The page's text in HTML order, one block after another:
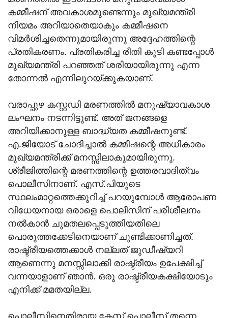
കമ്മീഷന് അവകാശമുണ്ടെന്നും മുഖ്യമന്ത്രി
നിയമം അറിയാതെയാകും കമ്മീഷനെ
വിമര്‍ശിച്ചതെന്നുമായിരുന്നു അദ്ദേഹത്തിന്റെ
പ്രതികരണം. പ്രതികരിച്ച രീതി കൂടി കണ്ടപ്പോള്‍
മുഖ്യമന്ത്രി പറഞ്ഞത് ശരിയായിരുന്നു എന്ന
തോന്നല്‍ എന്നിലുറയ്ക്കുകയാണ്.
വരാപ്പുഴ കസ്റ്റഡി മരണത്തില്‍ മനുഷ്യാവകാശ
ലംഘനം നടന്നിട്ടുണ്ട്. അത് ജനങ്ങളെ
അറിയിക്കാനുള്ള ബാദ്ധ്യത കമ്മീഷനുണ്ട്.
എ.ജിയോട് ചോദിച്ചാല്‍ കമ്മീഷന്റെ അധികാരം
മുഖ്യമന്ത്രിക്ക് മനസ്സിലാകുമായിരുന്നു.
ശ്രീജിത്തിന്റെ മരണത്തിന്റെ ഉത്തരവാദിത്വം
പൊലീസിനാണ്. എസ്.പിയുടെ
സ്ഥലംമാറ്റത്തെക്കുറിച്ച് പറയുമ്പോള്‍ ആരോപണ
വിധേയനായ ഒരാളെ പൊലീസിന് പരിശീലനം
നല്‍കാന്‍ ചുമതലപ്പെടുത്തിയതിലെ
പൊരുത്തക്കേടിനെയാണ് ചൂണ്ടിക്കാണിച്ചത്.
രാഷ്ട്രീയത്തെക്കാള്‍ നല്ലത് ജുഡീഷ്യറി
ആണെന്നു മനസ്സിലാക്കി രാഷ്ട്രീയം ഉപേക്ഷിച്ച്
വന്നയാളാണ് ഞാന്‍. ഒരു രാഷ്ട്രീയകക്ഷിയോടും
എനിക്ക് മമതയില്ല.
പൊലീസിനെതിരായ കേസ് പൊലീസ് തന്നെ